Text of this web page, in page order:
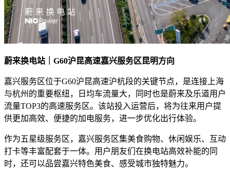
蔚来换电站｜G60沪昆高速嘉兴服务区昆明方向
嘉兴服务区位于G60沪昆高速沪杭段的关键节点，是连接上海
与杭州的重要枢纽，日均车流量大，同时也是蔚来及乐道用户
流量TOP3的高速服务区。该站投入运营后，将为往来用户提
供更加高效、便捷的加电服务，进一步优化出行体验。
作为五星级服务区，嘉兴服务区集美食购物、休闲娱乐、互动
打卡等丰富配套于一体。用户朋友们在换电站高效补能的同
时，还可以品尝嘉兴特色美食、感受城市独特魅力。